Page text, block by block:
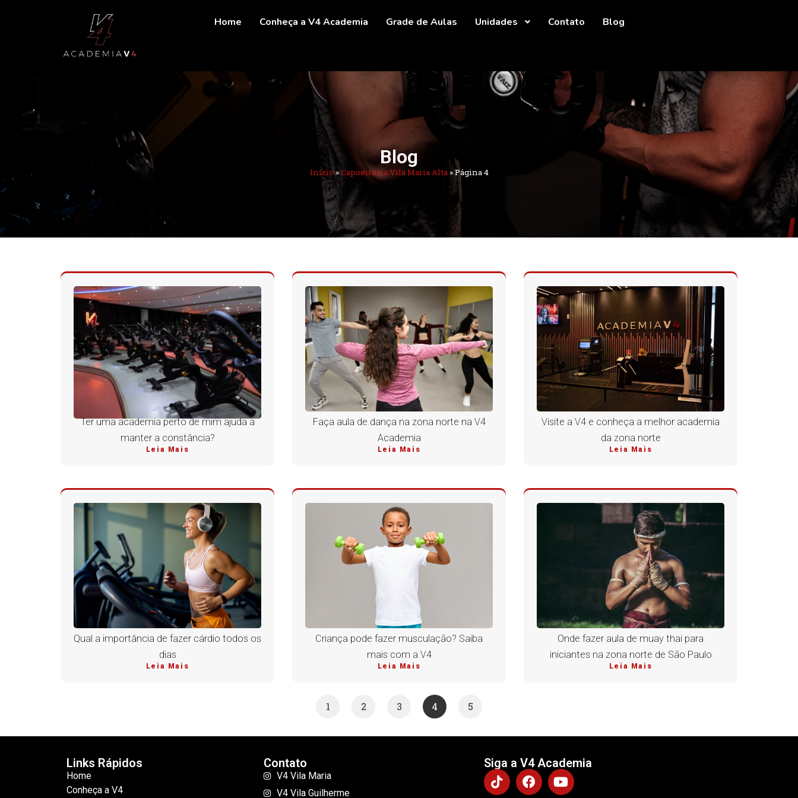
Home Conheça a V4 Academia Grade de Aulas Unidades Contato Blog
Blog
Início»Capoeira na Vila Maria Alta»Página 4
Ter uma academia perto de mim ajuda a
manter a constância?
Leia Mais
Faça aula de dança na zona norte na V4
Academia
Leia Mais
Visite a V4 e conheça a melhor academia
da zona norte
Leia Mais
Qual a importância de fazer cárdio todos os
dias
Leia Mais
Criança pode fazer musculação? Saiba
mais com a V4
Leia Mais
Onde fazer aula de muay thai para
iniciantes na zona norte de São Paulo
Leia Mais
1 2 3 4 5
Links Rápidos
Home
Conheça a V4
Contato
V4 Vila Maria
V4 Vila Guilherme
Siga a V4 Academia